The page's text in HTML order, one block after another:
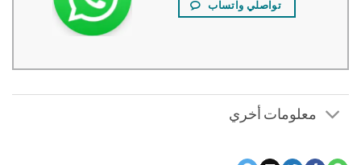
تواصلي واتساب
معلومات أخري